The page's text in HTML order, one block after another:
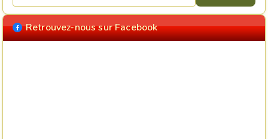
Retrouvez-nous sur Facebook